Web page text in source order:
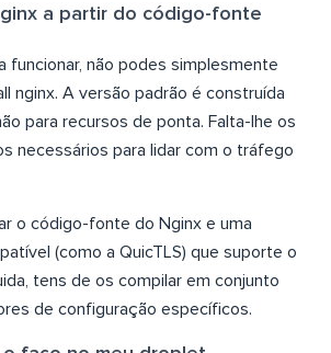
a partir do código-fonte
funcionar, não podes simplesmente
nginx. A versão padrão é construída
para recursos de ponta. Falta-lhe os
necessários para lidar com o tráfego
o código-fonte do Nginx e uma
(como a QuicTLS) que suporte o
tens de os compilar em conjunto
de configuração específicos.